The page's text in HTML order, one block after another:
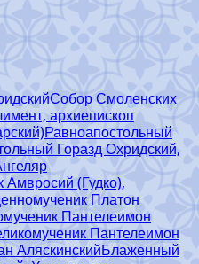
Собор Смоленских
архиепископ
Равноапостольный
Горазд Охридский,
(Гудко),
Платон
Пантелеимон
Пантелеимон
АляскинскийБлаженный